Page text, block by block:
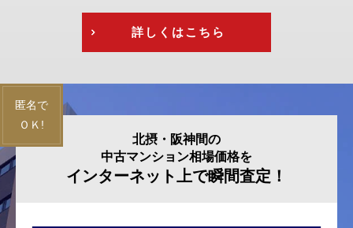
詳しくはこちら
北摂・阪神間の
中古マンション相場価格を
インターネット上で瞬間査定！